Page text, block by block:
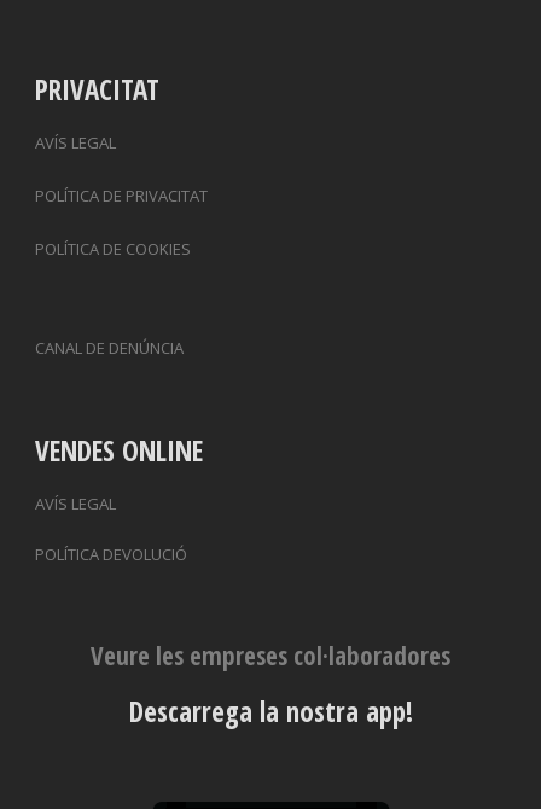
PRIVACITAT
AVÍS LEGAL
POLÍTICA DE PRIVACITAT
POLÍTICA DE COOKIES
CANAL DE DENÚNCIA
VENDES ONLINE
AVÍS LEGAL
POLÍTICA DEVOLUCIÓ
Veure les empreses col·laboradores
Descarrega la nostra app!